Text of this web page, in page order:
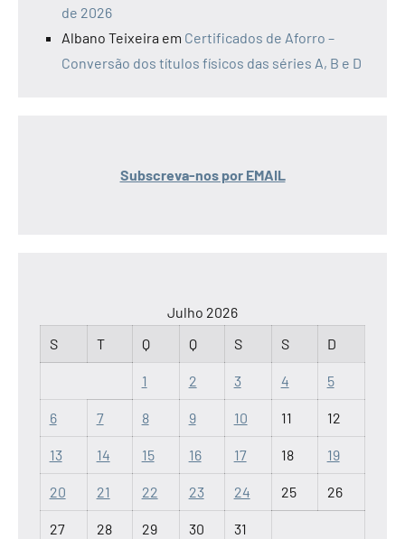
de 2026
Albano Teixeira em Certificados de Aforro –
Conversão dos títulos físicos das séries A, B e D
Subscreva-nos por EMAIL
Julho 2026
S
T Q Q S S D
1 2 3 4 5
6 7 8 9 10 11 12
13 14 15 16 17 18 19
20 21 22 23 24 25 26
27 28 29 30 31